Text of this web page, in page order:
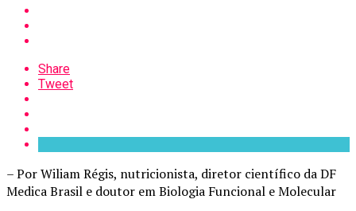
Share
Tweet
– Por Wiliam Régis, nutricionista, diretor científico da DF
Medica Brasil e doutor em Biologia Funcional e Molecular